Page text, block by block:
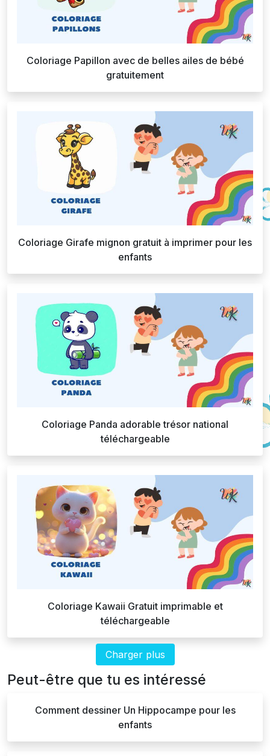
Coloriage Papillon avec de belles ailes de bébé
gratuitement
Coloriage Girafe mignon gratuit à imprimer pour les
enfants
Coloriage Panda adorable trésor national
téléchargeable
Coloriage Kawaii Gratuit imprimable et
téléchargeable
Charger plus
Peut-être que tu es intéressé
Comment dessiner Un Hippocampe pour les
enfants